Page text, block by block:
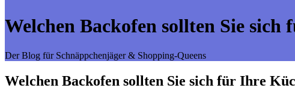
Welchen Backofen sollten Sie sich
Der Blog für Schnäppchenjäger & Shopping-Queens
Welchen Backofen sollten Sie sich für Ihre